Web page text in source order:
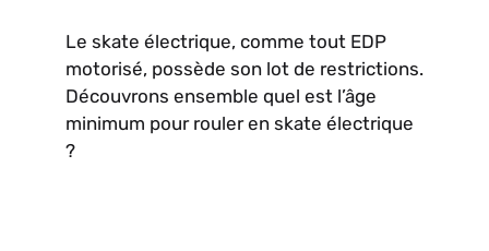
Le skate électrique, comme tout EDP
motorisé, possède son lot de restrictions.
Découvrons ensemble quel est l’âge
minimum pour rouler en skate électrique
?